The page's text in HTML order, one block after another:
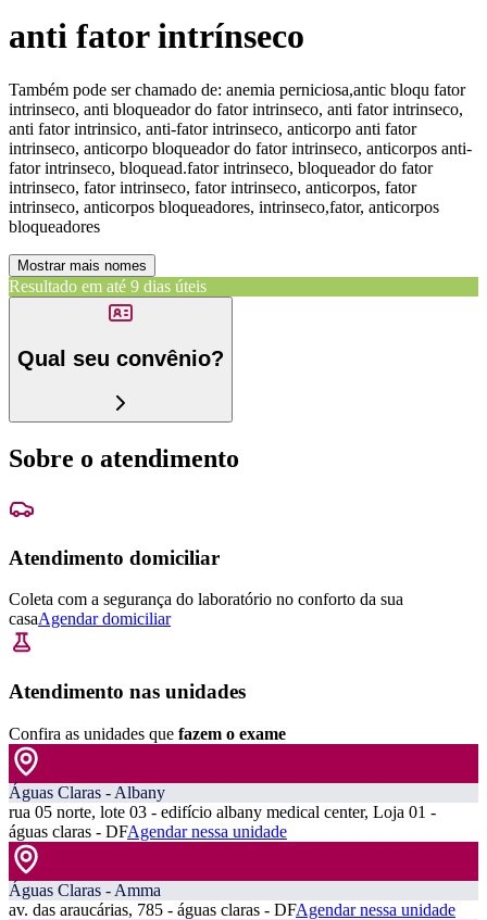
anti fator intrínseco
Também pode ser chamado de: anemia perniciosa,antic bloqu fator
intrinseco, anti bloqueador do fator intrinseco, anti fator intrinseco,
anti fator intrinsico, anti-fator intrinseco, anticorpo anti fator
intrinseco, anticorpo bloqueador do fator intrinseco, anticorpos anti-
fator intrinseco, bloquead.fator intrinseco, bloqueador do fator
intrinseco, fator intrinseco, fator intrinseco, anticorpos, fator
intrinseco, anticorpos bloqueadores, intrinseco,fator, anticorpos
bloqueadores
Mostrar mais nomes
Resultado em até 9 dias úteis
Qual seu convênio?
Sobre o atendimento
Atendimento domiciliar
Coleta com a segurança do laboratório no conforto da sua
casaAgendar domiciliar
Atendimento nas unidades
Confira as unidades que fazem o exame
Águas Claras - Albany
rua 05 norte, lote 03 - edifício albany medical center, Loja 01 -
águas claras - DFAgendar nessa unidade
Águas Claras - Amma
av. das araucárias, 785 - águas claras - DFAgendar nessa unidade